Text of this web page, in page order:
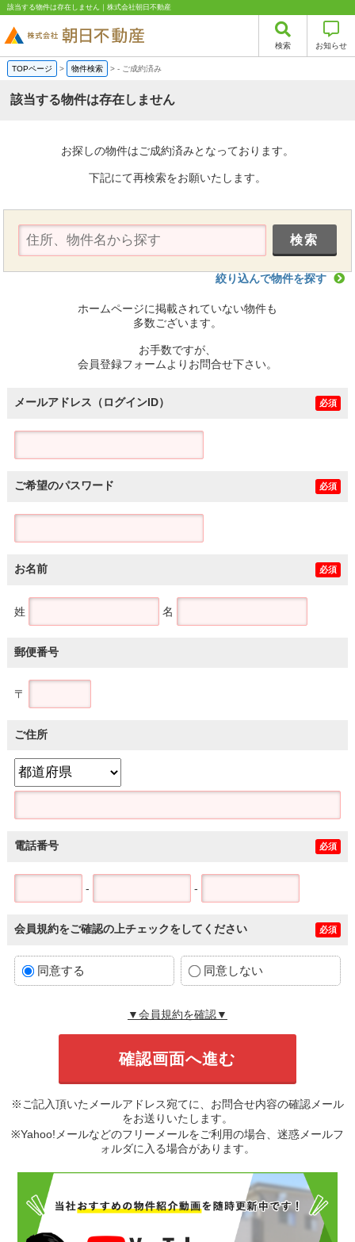
該当する物件は存在しません｜株式会社朝日不動産
検索 お知らせ
TOPページ > 物件検索 >- ご成約済み
該当する物件は存在しません
お探しの物件はご成約済みとなっております。
下記にて再検索をお願いたします。
絞り込んで物件を探す
ホームページに掲載されていない物件も
多数ございます。
お手数ですが、
会員登録フォームよりお問合せ下さい。
メールアドレス（ログインID） 必須
ご希望のパスワード 必須
お名前 必須
姓 名
郵便番号
〒
ご住所
電話番号 必須
- -
会員規約をご確認の上チェックをしてください 必須
同意する 同意しない
▼会員規約を確認▼
※ご記入頂いたメールアドレス宛てに、お問合せ内容の確認メール
をお送りいたします。
※Yahoo!メールなどのフリーメールをご利用の場合、迷惑メールフ
ォルダに入る場合があります。